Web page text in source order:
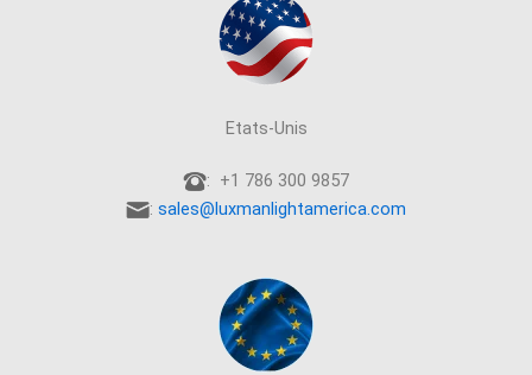
Etats-Unis
: +1 786 300 9857
: sales@luxmanlightamerica.com